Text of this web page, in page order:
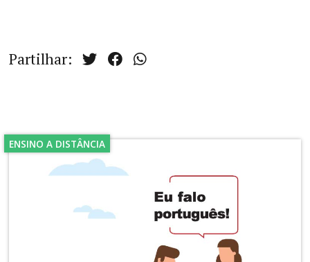
Partilhar:
ENSINO A DISTÂNCIA